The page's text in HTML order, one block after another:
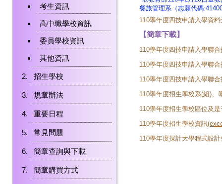
考生資訊
高中職學校資訊
委員學校資訊
其他資訊
招生學校
規章辦法
重要日程
常見問題
簡章查詢與下載
簡章購買方式
餐旅管理系（志願代碼
110學年度四技申請入學資
【簡章下載】
110學年度四技申請入學聯
110學年度四技申請入學聯
110學年度四技申請入學聯
110學年度招生學校系(組)、
110學年度招生學校區位及
110學年度招生學校資訊
110學年度採計大學程式設